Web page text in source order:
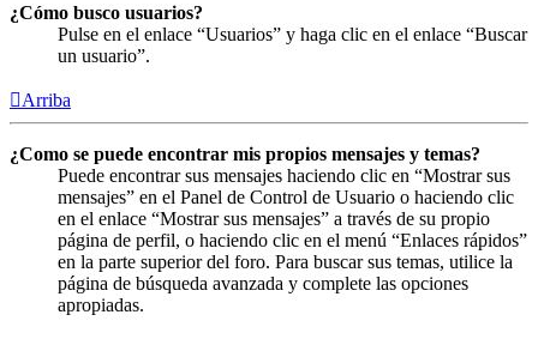
¿Cómo busco usuarios?
Pulse en el enlace “Usuarios” y haga clic en el enlace “Buscar
un usuario”.
Arriba
¿Como se puede encontrar mis propios mensajes y temas?
Puede encontrar sus mensajes haciendo clic en “Mostrar sus
mensajes” en el Panel de Control de Usuario o haciendo clic
en el enlace “Mostrar sus mensajes” a través de su propio
página de perfil, o haciendo clic en el menú “Enlaces rápidos”
en la parte superior del foro. Para buscar sus temas, utilice la
página de búsqueda avanzada y complete las opciones
apropiadas.